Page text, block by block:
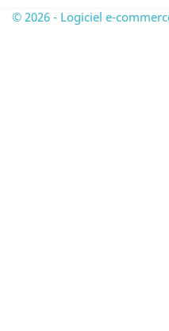
© 2026 - Logiciel e-